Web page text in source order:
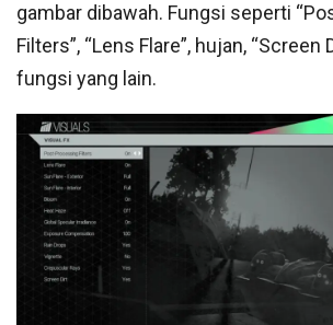
gambar dibawah. Fungsi seperti
Filters”, “Lens Flare”, hujan, “Screen
fungsi yang lain.